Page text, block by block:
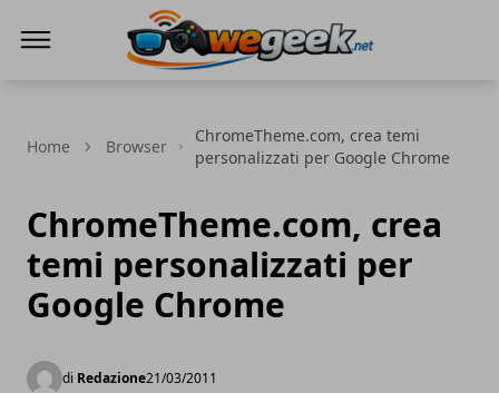
Home Browser
ChromeTheme.com, crea temi
personalizzati per Google Chrome
ChromeTheme.com, crea
temi personalizzati per
Google Chrome
di Redazione21/03/2011